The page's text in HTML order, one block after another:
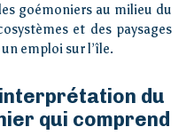
goémoniers au milieu du
et des paysages
emploi sur l’île.
du
qui comprend